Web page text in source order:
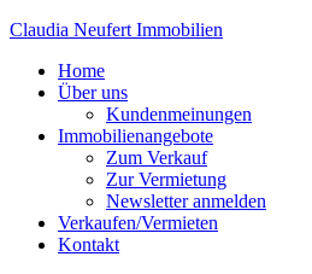
Claudia Neufert Immobilien
Home
Über uns
Kundenmeinungen
Immobilienangebote
Zum Verkauf
Zur Vermietung
Newsletter anmelden
Verkaufen/Vermieten
Kontakt